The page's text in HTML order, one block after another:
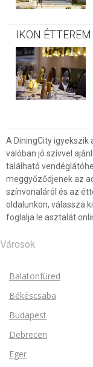
IKON ÉTTEREM
A DiningCity
valóban jó szívvel
található
meggyőződjenek az
színvonaláról és az
oldalunkon, válassza
foglalja le asztalát
Városok
Balatonfüred
Békéscsaba
Budapest
Debrecen
Eger